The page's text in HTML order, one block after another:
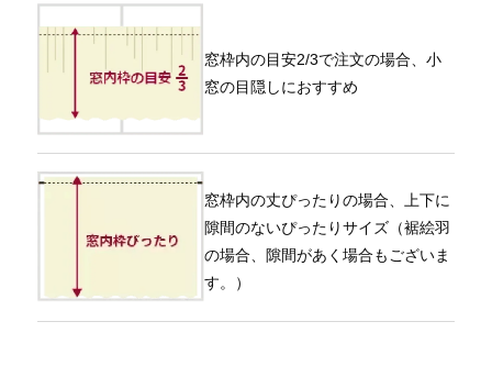
窓枠内の目安2/3で注文の場合、小
窓の目隠しにおすすめ
窓枠内の丈ぴったりの場合、上下に
隙間のないぴったりサイズ（裾絵羽
の場合、隙間があく場合もございま
す。）